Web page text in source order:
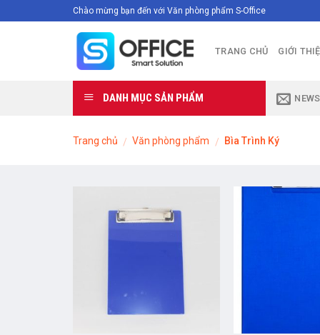
Chào mừng bạn đến với Văn phòng phẩm S-Office
TRANG CHỦ GIỚI
DANH MỤC SẢN PHẨM
Trang chủ / Văn phòng phẩm / Bìa Trình Ký